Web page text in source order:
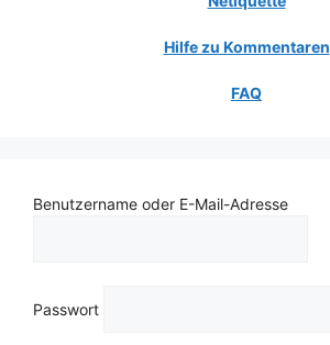
Hilfe zu Kommentaren
FAQ
Benutzername oder E-Mail-Adresse
Passwort